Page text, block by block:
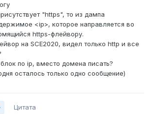
"https", то из дампа
<ip>, которое направляется во
https-флейвору.
на SCE2020, видел только http и все
по ip, вместо домена писать?
осталось только одно сообщение)
Цитата